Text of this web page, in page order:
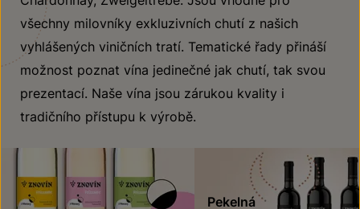
všechny milovníky exkluzivních chutí z našich
vyhlášených viničních tratí. Tematické řady přináší
možnost poznat vína jedinečné jak chutí, tak svou
prezentací. Naše vína jsou zárukou kvality i
tradičního přístupu k výrobě.
Pekelná